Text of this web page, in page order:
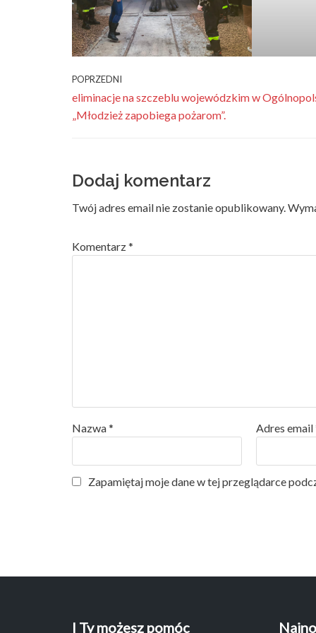
POPRZEDNI
eliminacje na szczeblu wojewódzkim w
„Młodzież zapobiega pożarom”.
Dodaj komentarz
Twój adres email nie zostanie opublikowany.
Komentarz*
Nazwa* Adres email
Zapamiętaj moje dane w tej przeglądarce
I Ty możesz pomóc